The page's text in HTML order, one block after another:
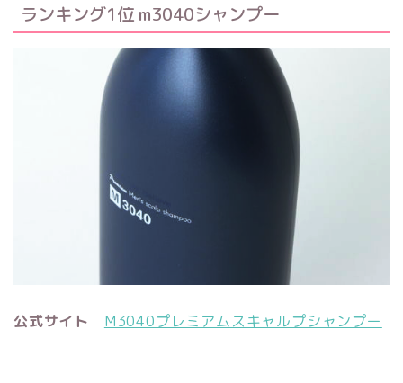
ランキング1位 m3040シャンプー
公式サイト M3040プレミアムスキャルプシャンプー